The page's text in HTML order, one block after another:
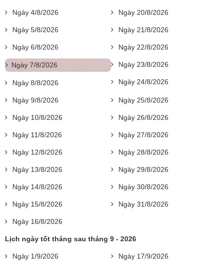
Ngày 4/8/2026
Ngày 5/8/2026
Ngày 6/8/2026
Ngày 7/8/2026
Ngày 8/8/2026
Ngày 9/8/2026
Ngày 10/8/2026
Ngày 11/8/2026
Ngày 12/8/2026
Ngày 13/8/2026
Ngày 14/8/2026
Ngày 15/8/2026
Ngày 16/8/2026
Ngày 20/8/2026
Ngày 21/8/2026
Ngày 22/8/2026
Ngày 23/8/2026
Ngày 24/8/2026
Ngày 25/8/2026
Ngày 26/8/2026
Ngày 27/8/2026
Ngày 28/8/2026
Ngày 29/8/2026
Ngày 30/8/2026
Ngày 31/8/2026
Lịch ngày tốt tháng sau tháng 9 - 2026
Ngày 1/9/2026 Ngày 17/9/2026